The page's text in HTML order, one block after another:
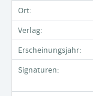
Ort:
Verlag:
Erscheinungsjahr:
Signaturen: